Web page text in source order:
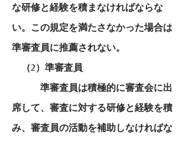
な研修と経験を積まなければならな
い。この規定を満たさなかった場合は
準審査員に推薦されない。
（2）準審査員
準審査員は積極的に審査会に出
席して、審査に対する研修と経験を積
み、審査員の活動を補助しなければな